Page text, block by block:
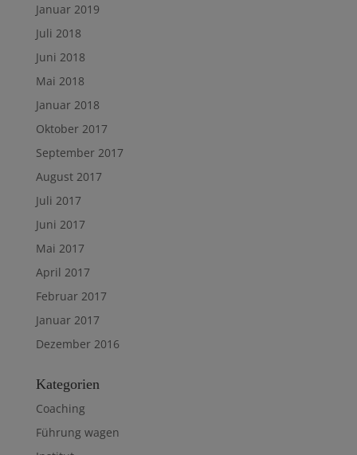
Januar 2019
Juli 2018
Juni 2018
Mai 2018
Januar 2018
Oktober 2017
September 2017
August 2017
Juli 2017
Juni 2017
Mai 2017
April 2017
Februar 2017
Januar 2017
Dezember 2016
Kategorien
Coaching
Führung wagen